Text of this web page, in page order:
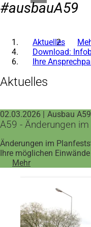
#ausbauA59
Aktuelles
Download:
Ihre
Aktuelles
02.03.2026 Ausbau A59
A59 - Änderungen
Änderungen im
Ihre möglichen
Mehr